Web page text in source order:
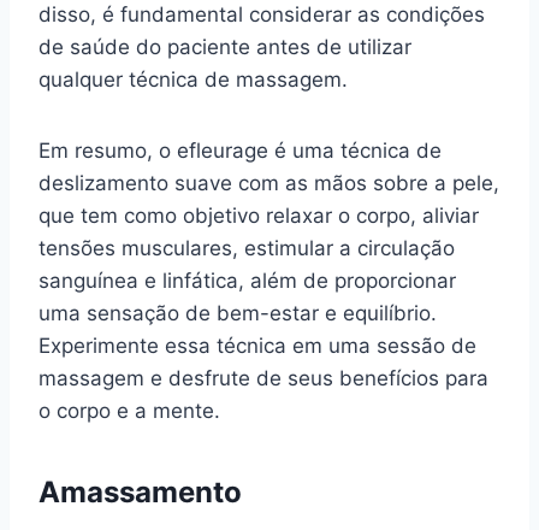
disso, é fundamental considerar as condições
de saúde do paciente antes de utilizar
qualquer técnica de massagem.
Em resumo, o efleurage é uma técnica de
deslizamento suave com as mãos sobre a pele,
que tem como objetivo relaxar o corpo, aliviar
tensões musculares, estimular a circulação
sanguínea e linfática, além de proporcionar
uma sensação de bem-estar e equilíbrio.
Experimente essa técnica em uma sessão de
massagem e desfrute de seus benefícios para
o corpo e a mente.
Amassamento